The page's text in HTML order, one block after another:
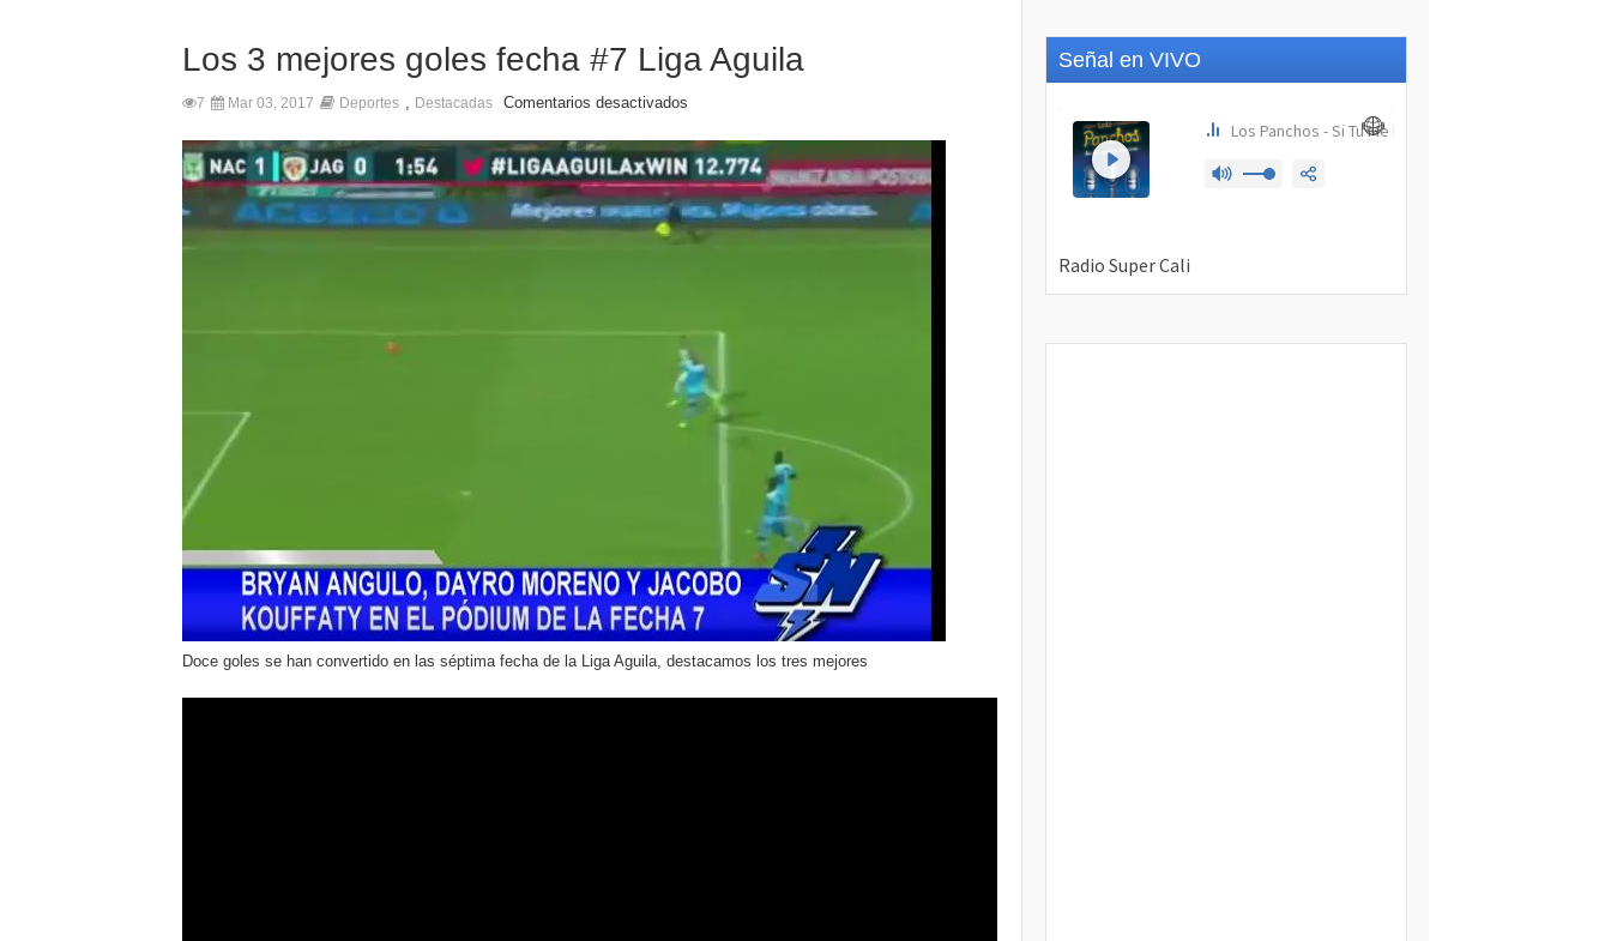
Los 3 mejores goles fecha #7 Liga Aguila
7 Mar 03, 2017 Deportes , Destacadas Comentarios desactivados
Doce goles se han convertido en las séptima fecha de la Liga Aguila, destacamos los tres mejores
Señal en VIVO